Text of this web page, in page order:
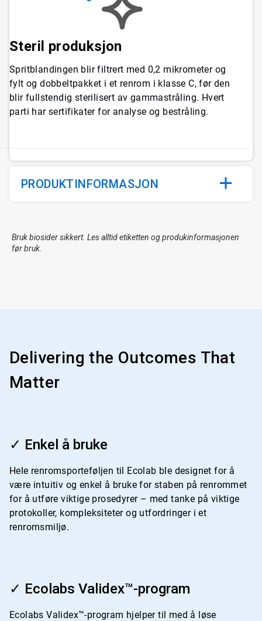
Steril produksjon
Spritblandingen blir filtrert med 0,2 mikrometer og
fylt og dobbeltpakket i et renrom i klasse C, før den
blir fullstendig sterilisert av gammastråling. Hvert
parti har sertifikater for analyse og bestråling.
PRODUKTINFORMASJON
Bruk biosider sikkert. Les alltid etiketten og produkinformasjonen
før bruk.
Delivering the Outcomes That
Matter
✓ Enkel å bruke
Hele renromsporteføljen til Ecolab ble designet for å
være intuitiv og enkel å bruke for staben på renrommet
for å utføre viktige prosedyrer – med tanke på viktige
protokoller, kompleksiteter og utfordringer i et
renromsmiljø.
✓ Ecolabs Validex™-program
Ecolabs Validex™-program hjelper til med å løse